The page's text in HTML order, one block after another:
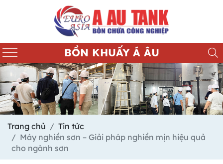
BỒN KHUẤY Á ÂU
Trang chủ
Tin tức
Máy nghiền sơn – Giải pháp nghiền mịn hiệu quả
cho ngành sơn